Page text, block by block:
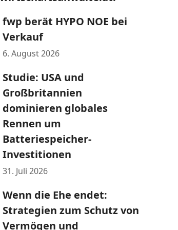
fwp berät HYPO NOE bei
Verkauf
6. August 2026
Studie: USA und
Großbritannien
dominieren globales
Rennen um
Batteriespeicher-
Investitionen
31. Juli 2026
Wenn die Ehe endet:
Strategien zum Schutz von
Vermögen und